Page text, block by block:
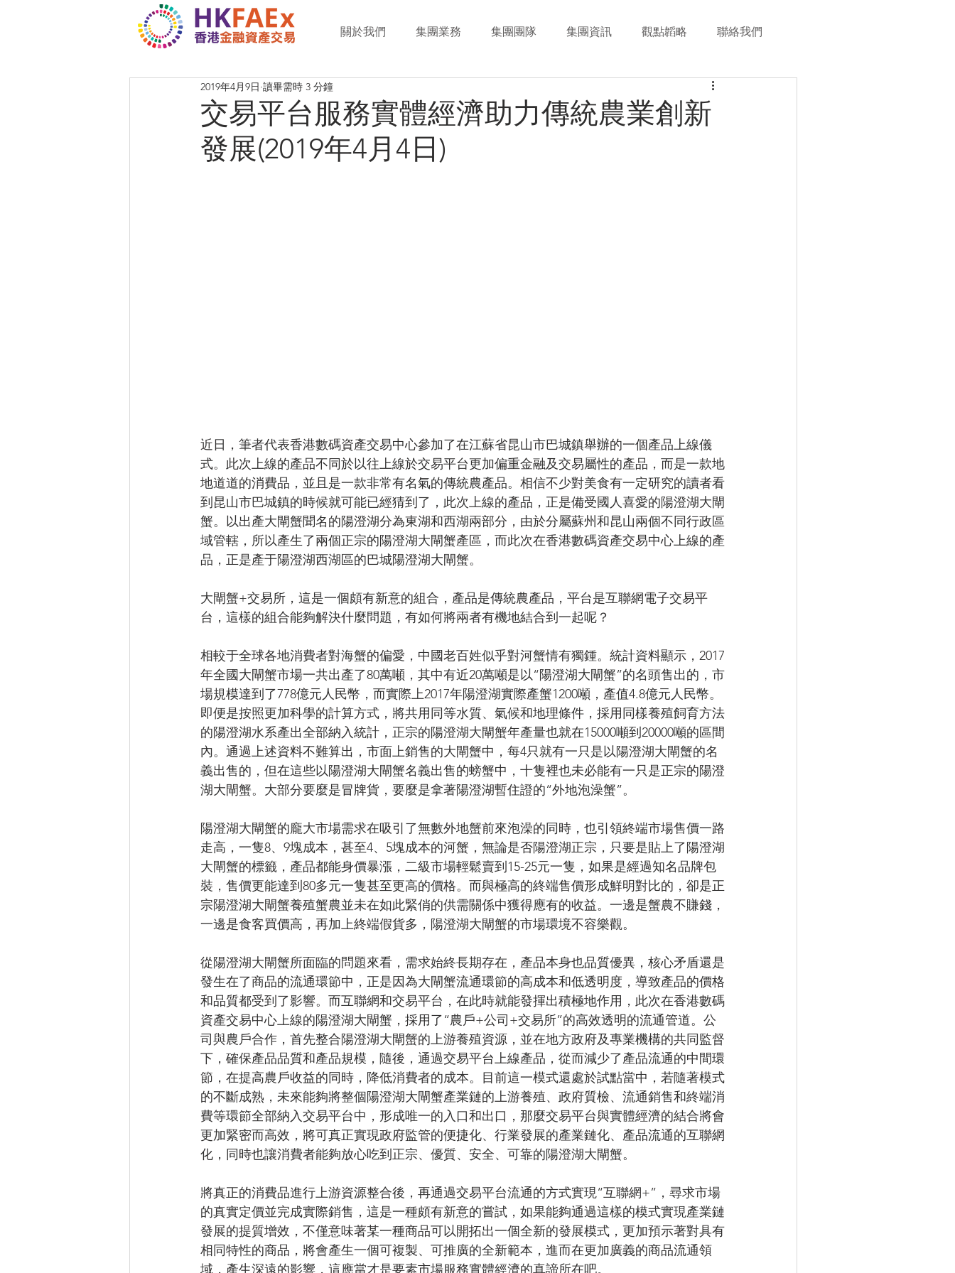
關於我們 集團業務 集團團隊 集團資訊 觀點韜略 聯絡我們
交易平台服務實體經濟助力傳統農業創新
發展(2019年4月4日)
2019年4月9日 讀畢需時 3 分鐘
近日，筆者代表香港數碼資產交易中心參加了在江蘇省昆山市巴城鎮舉辦的一個產品上線儀
式。此次上線的產品不同於以往上線於交易平台更加偏重金融及交易屬性的產品，而是一款地
地道道的消費品，並且是一款非常有名氣的傳統農產品。相信不少對美食有一定研究的讀者看
到昆山市巴城鎮的時候就可能已經猜到了，此次上線的產品，正是備受國人喜愛的陽澄湖大閘
蟹。以出產大閘蟹聞名的陽澄湖分為東湖和西湖兩部分，由於分屬蘇州和昆山兩個不同行政區
域管轄，所以產生了兩個正宗的陽澄湖大閘蟹產區，而此次在香港數碼資產交易中心上線的產
品，正是產于陽澄湖西湖區的巴城陽澄湖大閘蟹。
大閘蟹+交易所，這是一個頗有新意的組合，產品是傳統農產品，平台是互聯網電子交易平
台，這樣的組合能夠解決什麼問題，有如何將兩者有機地結合到一起呢？
相較于全球各地消費者對海蟹的偏愛，中國老百姓似乎對河蟹情有獨鍾。統計資料顯示，2017
年全國大閘蟹市場一共出產了80萬噸，其中有近20萬噸是以“陽澄湖大閘蟹”的名頭售出的，市
場規模達到了778億元人民幣，而實際上2017年陽澄湖實際產蟹1200噸，產值4.8億元人民幣。
即便是按照更加科學的計算方式，將共用同等水質、氣候和地理條件，採用同樣養殖飼育方法
的陽澄湖水系產出全部納入統計，正宗的陽澄湖大閘蟹年產量也就在15000噸到20000噸的區間
內。通過上述資料不難算出，市面上銷售的大閘蟹中，每4只就有一只是以陽澄湖大閘蟹的名
義出售的，但在這些以陽澄湖大閘蟹名義出售的螃蟹中，十隻裡也未必能有一只是正宗的陽澄
湖大閘蟹。大部分要麼是冒牌貨，要麼是拿著陽澄湖暫住證的“外地泡澡蟹”。
陽澄湖大閘蟹的龐大市場需求在吸引了無數外地蟹前來泡澡的同時，也引領終端市場售價一路
走高，一隻8、9塊成本，甚至4、5塊成本的河蟹，無論是否陽澄湖正宗，只要是貼上了陽澄湖
大閘蟹的標籤，產品都能身價暴漲，二級市場輕鬆賣到15-25元一隻，如果是經過知名品牌包
裝，售價更能達到80多元一隻甚至更高的價格。而與極高的終端售價形成鮮明對比的，卻是正
宗陽澄湖大閘蟹養殖蟹農並未在如此緊俏的供需關係中獲得應有的收益。一邊是蟹農不賺錢，
一邊是食客買價高，再加上終端假貨多，陽澄湖大閘蟹的市場環境不容樂觀。
從陽澄湖大閘蟹所面臨的問題來看，需求始終長期存在，產品本身也品質優異，核心矛盾還是
發生在了商品的流通環節中，正是因為大閘蟹流通環節的高成本和低透明度，導致產品的價格
和品質都受到了影響。而互聯網和交易平台，在此時就能發揮出積極地作用，此次在香港數碼
資產交易中心上線的陽澄湖大閘蟹，採用了“農戶+公司+交易所”的高效透明的流通管道。公
司與農戶合作，首先整合陽澄湖大閘蟹的上游養殖資源，並在地方政府及專業機構的共同監督
下，確保產品品質和產品規模，隨後，通過交易平台上線產品，從而減少了產品流通的中間環
節，在提高農戶收益的同時，降低消費者的成本。目前這一模式還處於試點當中，若隨著模式
的不斷成熟，未來能夠將整個陽澄湖大閘蟹產業鏈的上游養殖、政府質檢、流通銷售和終端消
費等環節全部納入交易平台中，形成唯一的入口和出口，那麼交易平台與實體經濟的結合將會
更加緊密而高效，將可真正實現政府監管的便捷化、行業發展的產業鏈化、產品流通的互聯網
化，同時也讓消費者能夠放心吃到正宗、優質、安全、可靠的陽澄湖大閘蟹。
將真正的消費品進行上游資源整合後，再通過交易平台流通的方式實現“互聯網+”，尋求市場
的真實定價並完成實際銷售，這是一種頗有新意的嘗試，如果能夠通過這樣的模式實現產業鏈
發展的提質增效，不僅意味著某一種商品可以開拓出一個全新的發展模式，更加預示著對具有
相同特性的商品，將會產生一個可複製、可推廣的全新範本，進而在更加廣義的商品流通領
域，產生深遠的影響，這應當才是要素市場服務實體經濟的真諦所在吧。